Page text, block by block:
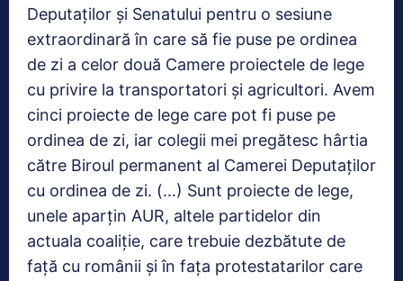
Deputaţilor şi Senatului pentru o sesiune
extraordinară în care să fie puse pe ordinea
de zi a celor două Camere proiectele de lege
cu privire la transportatori şi agricultori. Avem
cinci proiecte de lege care pot fi puse pe
ordinea de zi, iar colegii mei pregătesc hârtia
către Biroul permanent al Camerei Deputaţilor
cu ordinea de zi. (…) Sunt proiecte de lege,
unele aparţin AUR, altele partidelor din
actuala coaliţie, care trebuie dezbătute de
faţă cu românii şi în faţa protestatarilor care